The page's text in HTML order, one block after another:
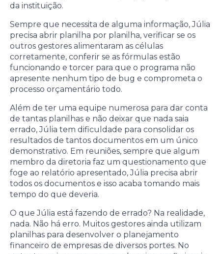
da instituição.
Sempre que necessita de alguma informação, Júlia
precisa abrir planilha por planilha, verificar se os
outros gestores alimentaram as células
corretamente, conferir se as fórmulas estão
funcionando e torcer para que o programa não
apresente nenhum tipo de bug e comprometa o
processo orçamentário todo.
Além de ter uma equipe numerosa para dar conta
de tantas planilhas e não deixar que nada saia
errado, Júlia tem dificuldade para consolidar os
resultados de tantos documentos em um único
demonstrativo. Em reuniões, sempre que algum
membro da diretoria faz um questionamento que
foge ao relatório apresentado, Júlia precisa abrir
todos os documentos e isso acaba tomando mais
tempo do que deveria.
O que Júlia está fazendo de errado? Na realidade,
nada. Não há erro. Muitos gestores ainda utilizam
planilhas para desenvolver o planejamento
financeiro de empresas de diversos portes. No